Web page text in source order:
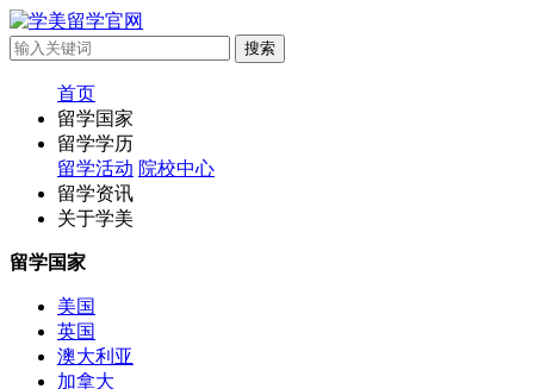
首页
留学国家
留学学历
留学活动 院校中心
留学资讯
关于学美
留学国家
美国
英国
澳大利亚
加拿大